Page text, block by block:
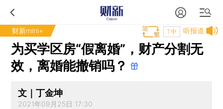
财新mini+ 听报道
T中
为买学区房“假离婚”，财产分割无
效，离婚能撤销吗？
文｜丁金坤
2021年09月25日 17:30